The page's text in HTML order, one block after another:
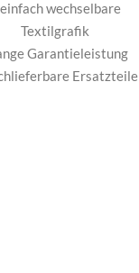
wechselbare
Textilgrafik
Garantieleistung
Ersatzteile